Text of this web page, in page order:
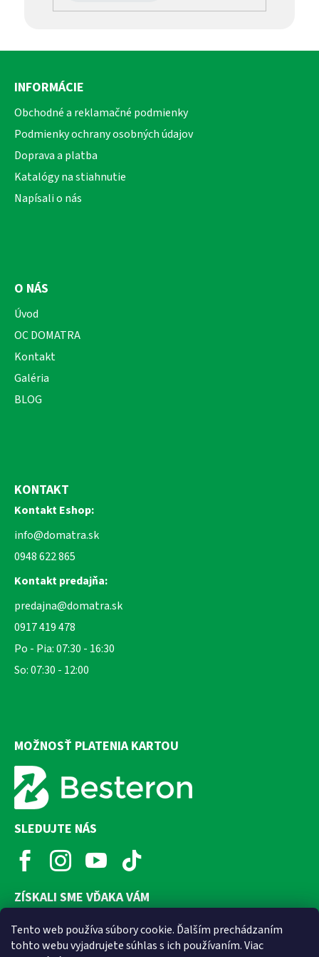
Tento web používa súbory cookie. Ďalším prechádzaním
tohto webu vyjadrujete súhlas s ich používaním. Viac
Z
INFORMÁCIE
Obchodné a reklamačné podmienky
Podmienky ochrany osobných údajov
Doprava a platba
Katalógy na stiahnutie
Napísali o nás
O NÁS
Úvod
OC DOMATRA
Kontakt
Galéria
BLOG
KONTAKT
Kontakt Eshop:
info@domatra.sk
0948 622 865
Kontakt predajňa:
predajna@domatra.sk
0917 419 478
Po - Pia: 07:30 - 16:30
So: 07:30 - 12:00
MOŽNOSŤ PLATENIA KARTOU
SLEDUJTE NÁS
ZÍSKALI SME VĎAKA VÁM